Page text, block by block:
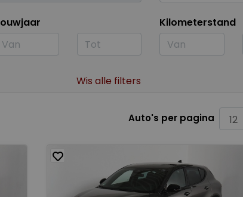
Kilometerstand
Wis alle filters
Auto's per pagina